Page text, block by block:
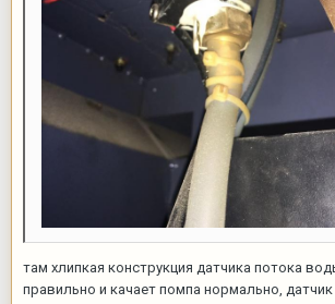
там хлипкая конструкция датчика потока
правильно и качает помпа нормально,